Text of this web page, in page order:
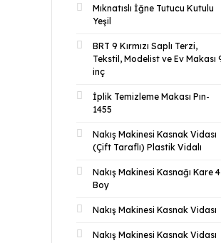
Mıknatıslı İğne Tutucu Kutulu
Yeşil
BRT 9 Kırmızı Saplı Terzi,
Tekstil, Modelist ve Ev Makası
inç
İplik Temizleme Makası Pın-
1455
Nakış Makinesi Kasnak Vidası
(Çift Taraflı) Plastik Vidalı
Nakış Makinesi Kasnağı Kare 4
Boy
Nakış Makinesi Kasnak Vidası
Nakış Makinesi Kasnak Vidası